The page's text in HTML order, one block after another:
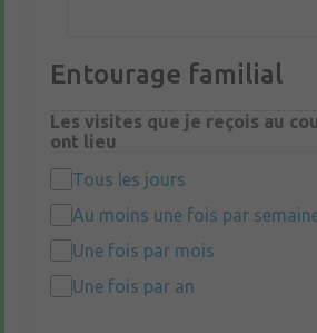
Entourage familial
Les visites que je reçois au
ont lieu
Tous les jours
Au moins une fois par
Une fois par mois
Une fois par an